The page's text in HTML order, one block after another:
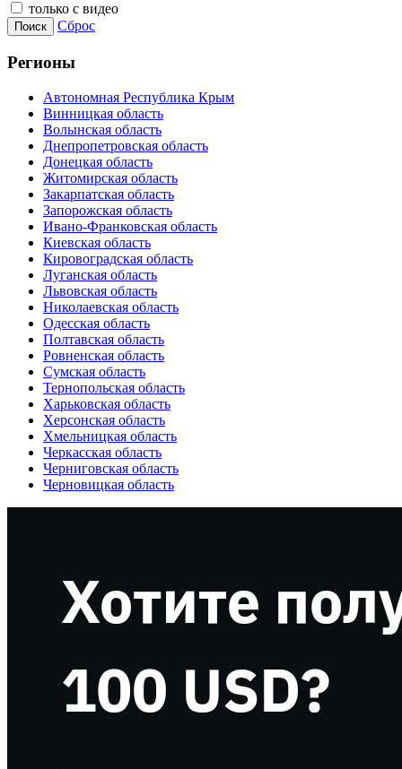
только с видео
Поиск Сброс
Регионы
Автономная Республика Крым
Винницкая область
Волынская область
Днепропетровская область
Донецкая область
Житомирская область
Закарпатская область
Запорожская область
Ивано-Франковская область
Киевская область
Кировоградская область
Луганская область
Львовская область
Николаевская область
Одесская область
Полтавская область
Ровненская область
Сумская область
Тернопольская область
Харьковская область
Херсонская область
Хмельницкая область
Черкасская область
Черниговская область
Черновицкая область